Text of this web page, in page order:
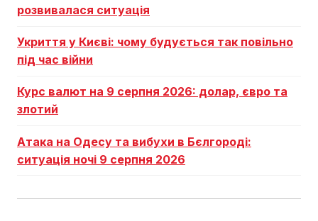
розвивалася ситуація
Укриття у Києві: чому будується так повільно
під час війни
Курс валют на 9 серпня 2026: долар, євро та
злотий
Атака на Одесу та вибухи в Бєлгороді:
ситуація ночі 9 серпня 2026